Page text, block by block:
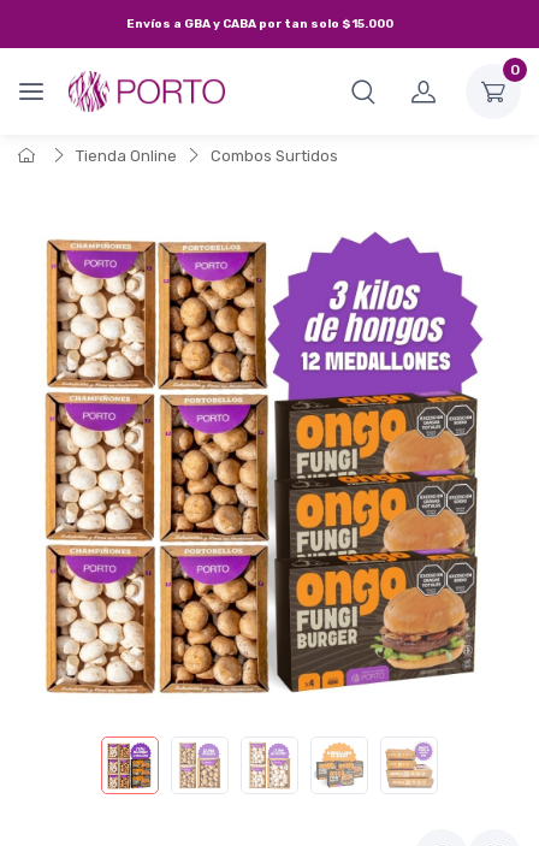
Envíos a GBA y CABA por tan solo $15.000
0
Tienda Online Combos Surtidos